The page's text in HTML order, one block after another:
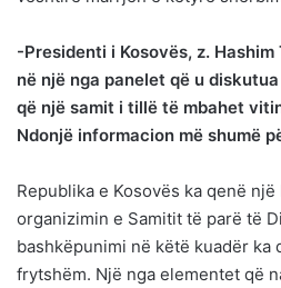
-Presidenti i Kosovës, z.
në një nga panelet që u
që një samit i tillë të mbahet
Ndonjë informacion më shumë
Republika e Kosovës ka qenë
organizimin e Samitit të parë të
bashkëpunimi në këtë kuadër ka
frytshëm. Një nga elementet që